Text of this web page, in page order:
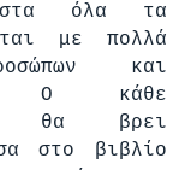
όλα τα
με πολλά
και
Ο κάθε
θα βρει
στο βιβλίο